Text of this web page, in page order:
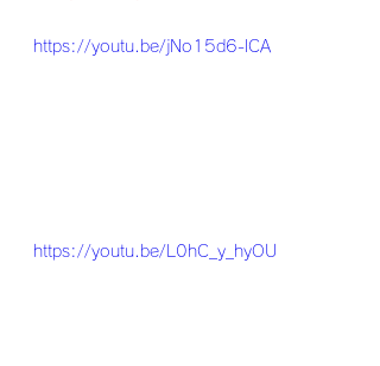
https://youtu.be/jNo15d6-lCA
https://youtu.be/L0hC_y_hyOU